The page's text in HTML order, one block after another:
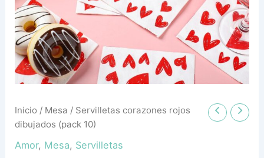
Inicio / Mesa / Servilletas corazones rojos
dibujados (pack 10)
Amor, Mesa, Servilletas